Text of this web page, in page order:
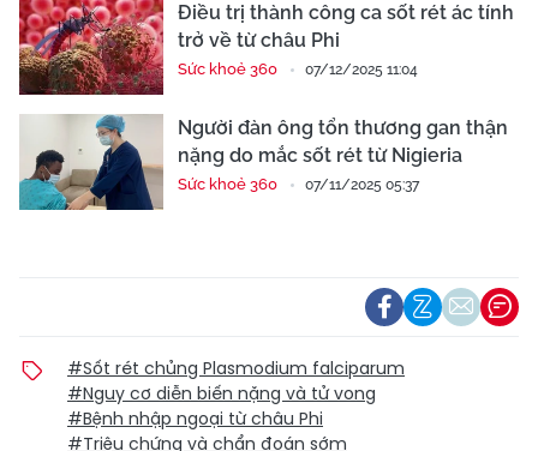
Điều trị thành công ca sốt rét ác tính
trở về từ châu Phi
Sức khoẻ 360 07/12/2025 11:04
Người đàn ông tổn thương gan thận
nặng do mắc sốt rét từ Nigieria
Sức khoẻ 360 07/11/2025 05:37
#Sốt rét chủng Plasmodium falciparum
#Nguy cơ diễn biến nặng và tử vong
#Bệnh nhập ngoại từ châu Phi
#Triệu chứng và chẩn đoán sớm